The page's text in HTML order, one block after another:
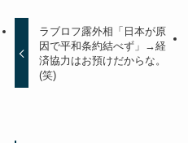
ラブロフ露外相「日本が原
因で平和条約結べず」→経
済協力はお預けだからな。
(笑)